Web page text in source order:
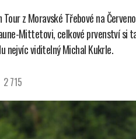
z Moravské Třebové na
Mittetovi, celkové prvenství si
nejvíc viditelný Michal Kukrle.
2 715